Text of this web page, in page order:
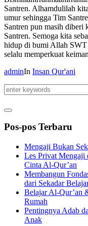
Santren. Alhamdulilah
umur sehingga Tim
Santren pun masih diberi
Santren. Semoga kita
hidup di bumi Allah
selalu memperkuat
adminIn Insan Qur'ani
Pos-pos Terbaru
Mengaji Bukan
Les Privat Mengaji
Cinta Al-Qur’an
Membangun
dari Sekadar
Belajar Al-Qur’an
Rumah
Pentingnya Adab
Anak